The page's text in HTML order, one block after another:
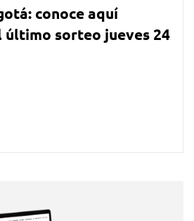
conoce aquí
sorteo jueves 24